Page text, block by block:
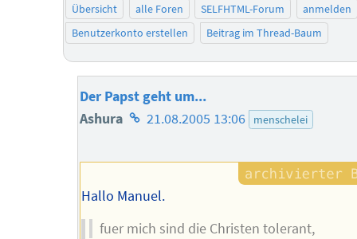
Übersicht alle Foren SELFHTML-Forum
anmelden
Benutzerkonto erstellen
Beitrag im Thread-Baum
Der Papst geht um...
Ashura Homepage
Autors
21.08.2005 13:06 menschelei
Hallo Manuel.
fuer mich sind die Christen tolerant,